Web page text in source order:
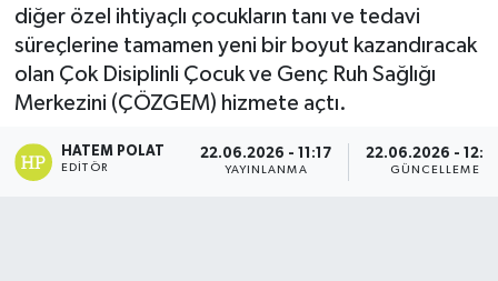
diğer özel ihtiyaçlı çocukların tanı ve tedavi
süreçlerine tamamen yeni bir boyut kazandıracak
olan Çok Disiplinli Çocuk ve Genç Ruh Sağlığı
Merkezini (ÇÖZGEM) hizmete açtı.
HATEM POLAT
EDITÖR
22.06.2026 - 11:17
YAYINLANMA
22.06.2026 -
GÜNCELLEME